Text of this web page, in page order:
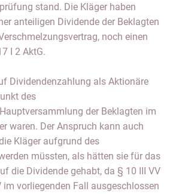
stand. Die Kläger haben
anteiligen Dividende der Beklagten
noch einen
I 2 AktG.
Dividendenzahlung als Aktionäre
des
der Beklagten im
waren. Der Anspruch kann auch
Kläger aufgrund des
müssten, als hätten sie für das
die Dividende gehabt, da § 10 III VV
vorliegenden Fall ausgeschlossen